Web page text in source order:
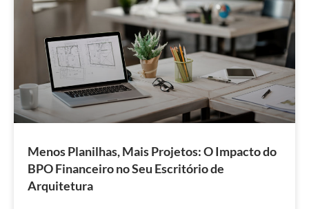
Menos Planilhas, Mais Projetos: O Impacto do
BPO Financeiro no Seu Escritório de
Arquitetura